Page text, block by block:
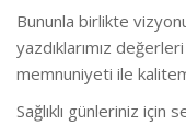
Bununla birlikte
yazdıklarımız
memnuniyeti ile
Sağlıklı günleriniz için